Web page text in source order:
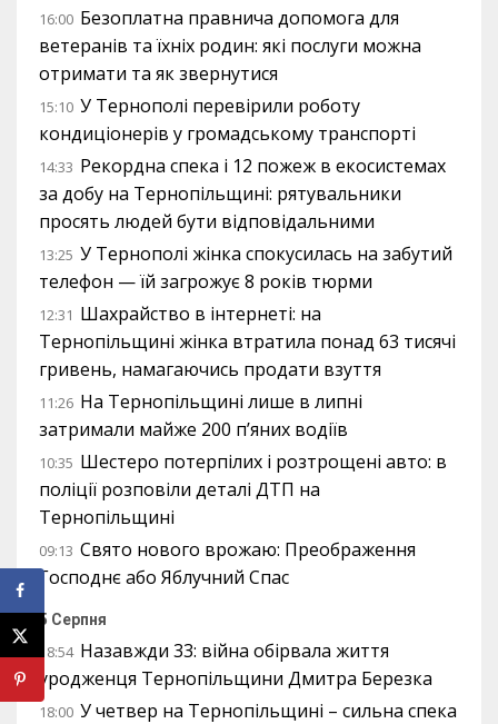
16:00 Безоплатна правнича допомога для
ветеранів та їхніх родин: які послуги можна
отримати та як звернутися
15:10 У Тернополі перевірили роботу
кондиціонерів у громадському транспорті
14:33 Рекордна спека і 12 пожеж в екосистемах
за добу на Тернопільщині: рятувальники
просять людей бути відповідальними
13:25 У Тернополі жінка спокусилась на забутий
телефон — їй загрожує 8 років тюрми
12:31 Шахрайство в інтернеті: на
Тернопільщині жінка втратила понад 63 тисячі
гривень, намагаючись продати взуття
11:26 На Тернопільщині лише в липні
затримали майже 200 п’яних водіїв
10:35 Шестеро потерпілих і розтрощені авто: в
поліції розповіли деталі ДТП на
Тернопільщині
09:13 Свято нового врожаю: Преображення
Господнє або Яблучний Спас
5 Серпня
18:54 Назавжди 33: війна обірвала життя
уродженця Тернопільщини Дмитра Березка
18:00 У четвер на Тернопільщині – сильна спека